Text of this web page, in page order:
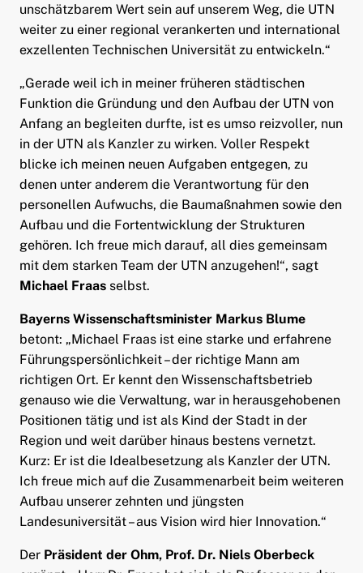
unschätzbarem Wert sein auf unserem Weg, die UTN
weiter zu einer regional verankerten und international
exzellenten Technischen Universität zu entwickeln.“
„Gerade weil ich in meiner früheren städtischen
Funktion die Gründung und den Aufbau der UTN von
Anfang an begleiten durfte, ist es umso reizvoller, nun
in der UTN als Kanzler zu wirken. Voller Respekt
blicke ich meinen neuen Aufgaben entgegen, zu
denen unter anderem die Verantwortung für den
personellen Aufwuchs, die Baumaßnahmen sowie den
Aufbau und die Fortentwicklung der Strukturen
gehören. Ich freue mich darauf, all dies gemeinsam
mit dem starken Team der UTN anzugehen!“, sagt
Michael Fraasselbst.
Bayerns Wissenschaftsminister Markus Blume
betont: „Michael Fraas ist eine starke und erfahrene
Führungspersönlichkeit – der richtige Mann am
richtigen Ort. Er kennt den Wissenschaftsbetrieb
genauso wie die Verwaltung, war in herausgehobenen
Positionen tätig und ist als Kind der Stadt in der
Region und weit darüber hinaus bestens vernetzt.
Kurz: Er ist die Idealbesetzung als Kanzler der UTN.
Ich freue mich auf die Zusammenarbeit beim weiteren
Aufbau unserer zehnten und jüngsten
Landesuniversität – aus Vision wird hier Innovation.“
Der Präsident der Ohm, Prof. Dr. Niels Oberbeck